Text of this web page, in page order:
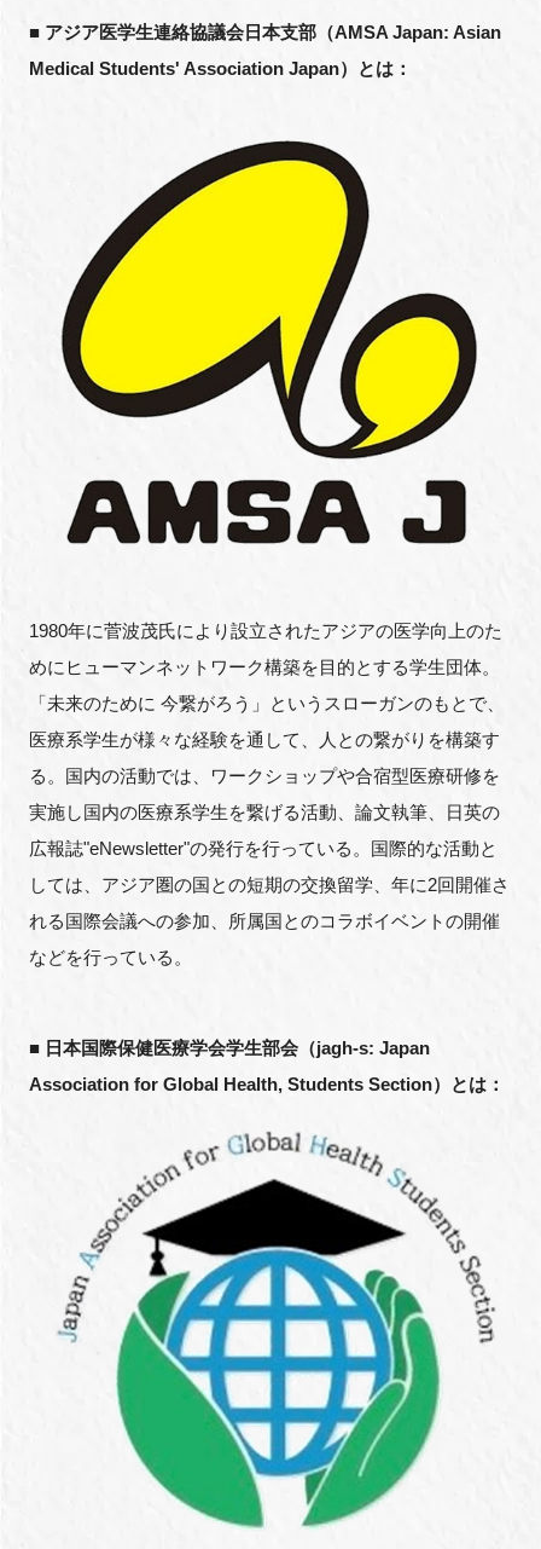
閉じる
■ アジア医学生連絡協議会日本支部（AMSA Japan: Asian
Medical Students' Association Japan）とは：
1980年に菅波茂氏により設立されたアジアの医学向上のた
めにヒューマンネットワーク構築を目的とする学生団体。
「未来のために 今繋がろう」というスローガンのもとで、
医療系学生が様々な経験を通して、人との繋がりを構築す
る。国内の活動では、ワークショップや合宿型医療研修を
実施し国内の医療系学生を繋げる活動、論文執筆、日英の
広報誌"eNewsletter"の発行を行っている。国際的な活動と
しては、アジア圏の国との短期の交換留学、年に2回開催さ
れる国際会議への参加、所属国とのコラボイベントの開催
などを行っている。
■ 日本国際保健医療学会学生部会（jagh-s: Japan
Association for Global Health, Students Section）とは：